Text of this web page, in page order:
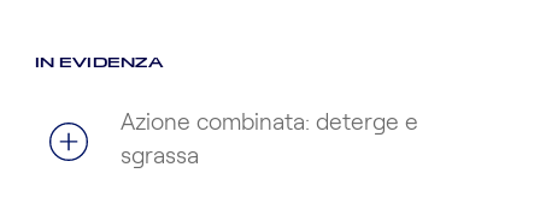
IN EVIDENZA
Azione combinata: deterge e
sgrassa